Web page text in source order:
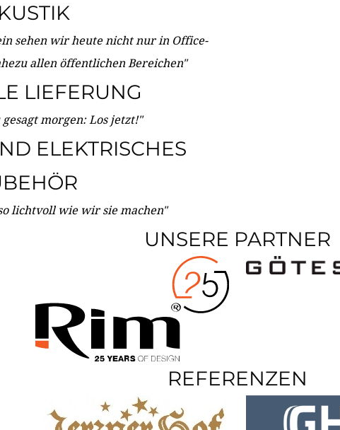
sehen wir heute nicht nur in Office-
allen öffentlichen Bereichen"
LIEFERUNG
gesagt morgen: Los jetzt!"
ELEKTRISCHES
lichtvoll wie wir sie machen"
UNSERE PARTNER
REFERENZEN